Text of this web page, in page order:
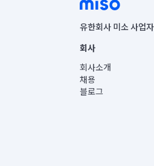
유한회사 미소 사업
사업자등록번호 :
통신판매신고번호 :
대표이사 : CHING
주소 | 본사: 서울특별
컨택센터 : 서울특별
회사
회사소개
채용
블로그